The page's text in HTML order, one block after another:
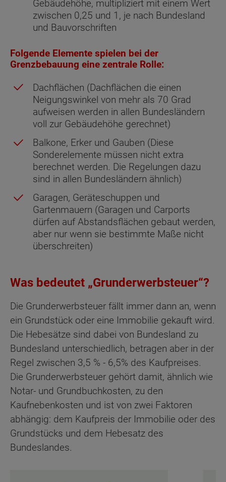
Gebäudehöhe, multipliziert mit einem Wert
zwischen 0,25 und 1, je nach Bundesland
und Bauvorschriften
Folgende Elemente spielen bei der
Grenzbebauung eine zentrale Rolle:
Dachflächen (Dachflächen die einen
Neigungswinkel von mehr als 70 Grad
aufweisen werden in allen Bundesländern
voll zur Gebäudehöhe gerechnet)
Balkone, Erker und Gauben (Diese
Sonderelemente müssen nicht extra
berechnet werden. Die Regelungen dazu
sind in allen Bundesländern ähnlich)
Garagen, Geräteschuppen und
Gartenmauern (Garagen und Carports
dürfen auf Abstandsflächen gebaut werden,
aber nur wenn sie bestimmte Maße nicht
überschreiten)
Was bedeutet „Grunderwerbsteuer“?
Die Grunderwerbsteuer fällt immer dann an, wenn
ein Grundstück oder eine Immobilie gekauft wird.
Die Hebesätze sind dabei von Bundesland zu
Bundesland unterschiedlich, betragen aber in der
Regel zwischen 3,5 % - 6,5% des Kaufpreises.
Die Grunderwerbsteuer gehört damit, ähnlich wie
Notar- und Grundbuchkosten, zu den
Kaufnebenkosten und ist von zwei Faktoren
abhängig: dem Kaufpreis der Immobilie oder des
Grundstücks und dem Hebesatz des
Bundeslandes.